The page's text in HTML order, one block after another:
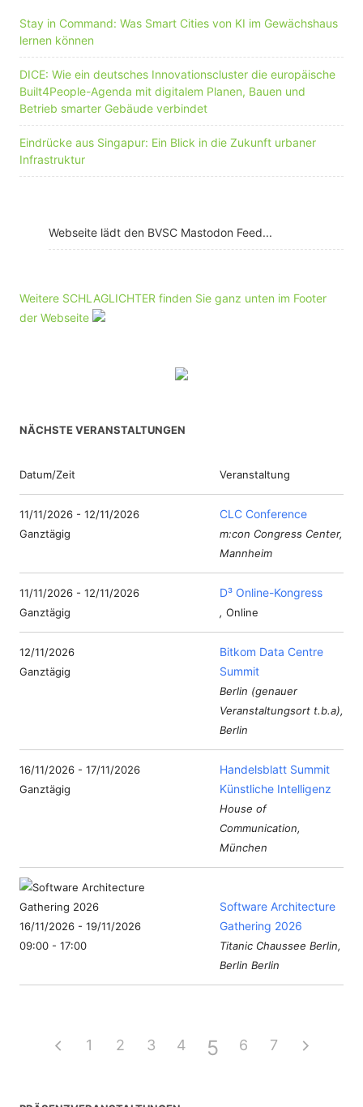
Stay in Command: Was Smart Cities von KI im Gewächshaus
lernen können
DICE: Wie ein deutsches Innovationscluster die europäische
Built4People-Agenda mit digitalem Planen, Bauen und
Betrieb smarter Gebäude verbindet
Eindrücke aus Singapur: Ein Blick in die Zukunft urbaner
Infrastruktur
Webseite lädt den BVSC Mastodon Feed...
Weitere SCHLAGLICHTER finden Sie ganz unten im Footer
der Webseite
NÄCHSTE VERANSTALTUNGEN
Datum/Zeit Veranstaltung
11/11/2026 - 12/11/2026
Ganztägig
CLC Conference
m:con Congress Center,
Mannheim
11/11/2026 - 12/11/2026
Ganztägig
D³ Online-Kongress
, Online
12/11/2026
Ganztägig
Bitkom Data Centre
Summit
Berlin (genauer
Veranstaltungsort t.b.a),
Berlin
16/11/2026 - 17/11/2026
Ganztägig
Handelsblatt Summit
Künstliche Intelligenz
House of
Communication,
München
16/11/2026 - 19/11/2026
09:00 - 17:00
Software Architecture
Gathering 2026
Titanic Chaussee Berlin,
Berlin Berlin
1 2 3 4 5 6 7